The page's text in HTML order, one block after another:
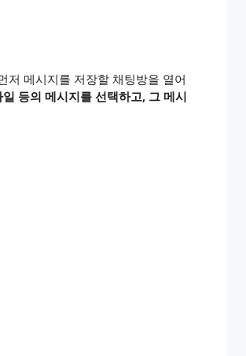
저 메시지를 저장할 채팅방을 열어
등의 메시지를 선택하고, 그 메시